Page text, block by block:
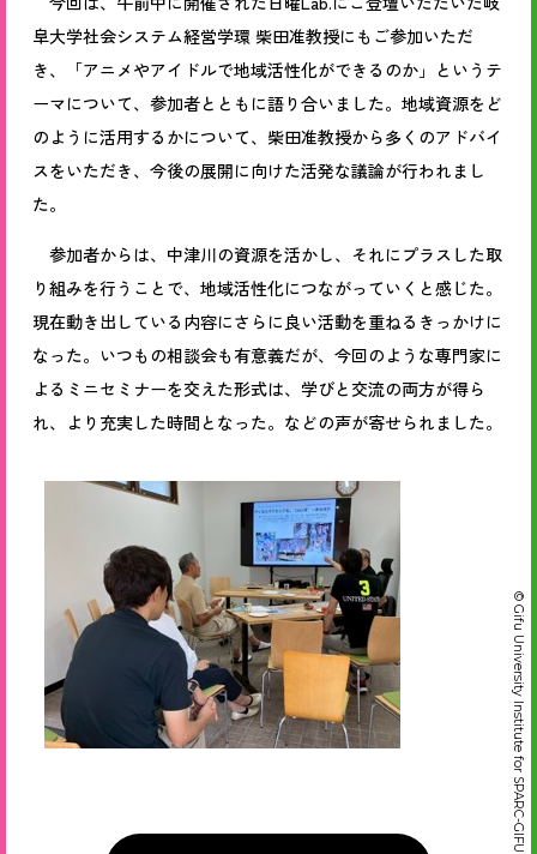
阜大学社会システム経営学環 柴田准教授にもご参加いただ
き、「アニメやアイドルで地域活性化ができるのか」というテ
ーマについて、参加者とともに語り合いました。地域資源をど
のように活用するかについて、柴田准教授から多くのアドバイ
スをいただき、今後の展開に向けた活発な議論が行われまし
た。
参加者からは、中津川の資源を活かし、それにプラスした取
り組みを行うことで、地域活性化につながっていくと感じた。
現在動き出している内容にさらに良い活動を重ねるきっかけに
なった。いつもの相談会も有意義だが、今回のような専門家に
よるミニセミナーを交えた形式は、学びと交流の両方が得ら
れ、より充実した時間となった。などの声が寄せられました。
© Gifu University Institute for SPARC-GIFU